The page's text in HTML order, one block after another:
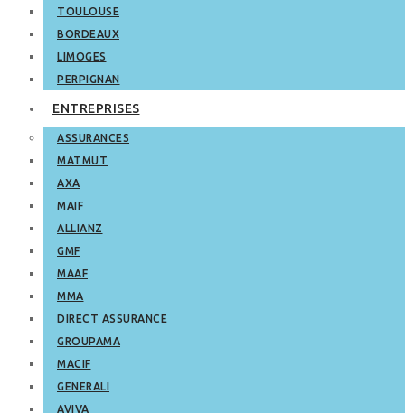
TOULOUSE
BORDEAUX
LIMOGES
PERPIGNAN
ENTREPRISES
ASSURANCES
MATMUT
AXA
MAIF
ALLIANZ
GMF
MAAF
MMA
DIRECT ASSURANCE
GROUPAMA
MACIF
GENERALI
AVIVA